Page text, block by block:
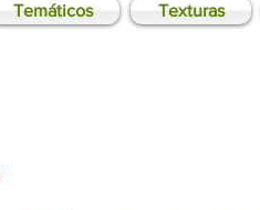
Temáticos Texturas